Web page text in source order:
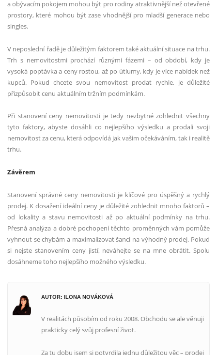
a obývacím pokojem mohou být pro rodiny atraktivnější než otevřené
prostory, které mohou být zase vhodnější pro mladší generace nebo
singles.
V neposlední řadě je důležitým faktorem také aktuální situace na trhu.
Trh s nemovitostmi prochází různými fázemi – od období, kdy je
vysoká poptávka a ceny rostou, až po útlumy, kdy je více nabídek než
kupců. Pokud chcete svou nemovitost prodat rychle, je důležité
přizpůsobit cenu aktuálním tržním podmínkám.
Při stanovení ceny nemovitosti je tedy nezbytné zohlednit všechny
tyto faktory, abyste dosáhli co nejlepšího výsledku a prodali svoji
nemovitost za cenu, která odpovídá jak vašim očekáváním, tak i realitě
trhu.
Závěrem
Stanovení správné ceny nemovitosti je klíčové pro úspěšný a rychlý
prodej. K dosažení ideální ceny je důležité zohlednit mnoho faktorů –
od lokality a stavu nemovitosti až po aktuální podmínky na trhu.
Přesná analýza a dobré pochopení těchto proměnných vám pomůže
vyhnout se chybám a maximalizovat šanci na výhodný prodej. Pokud
si nejste stanovením ceny jistí, neváhejte se na mne obrátit. Spolu
dosáhneme toho nejlepšího možného výsledku.
AUTOR: ILONA NOVÁKOVÁ
V realitách působím od roku 2008. Obchodu se ale věnuji
prakticky celý svůj profesní život.
Za tu dobu jsem si potvrdila jednu důležitou věc – prodej